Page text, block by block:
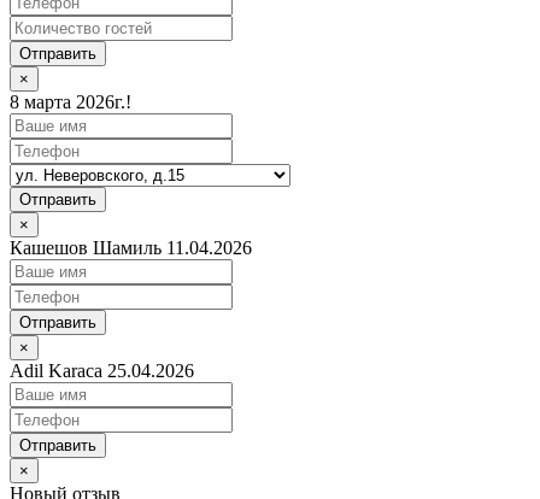
Отправить
×
8 марта 2026г.!
Отправить
×
Кашешов Шамиль 11.04.2026
Отправить
×
Adil Karaca 25.04.2026
Отправить
×
Новый отзыв